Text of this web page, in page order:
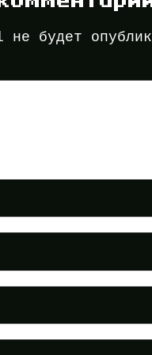
не будет